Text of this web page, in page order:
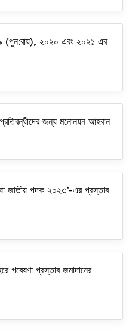
(পুন:রায়), ২০২০ এবং ২০২১ এর
জন্য মনোনয়ন আহবান
জাতীয় পদক ২০২৩’-এর প্রস্তাব
গবেষণা প্রস্তাব জমাদানের